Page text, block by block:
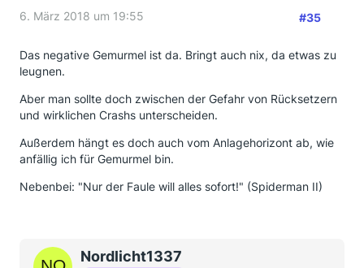
6. März 2018 um 19:55 #35
Das negative Gemurmel ist da. Bringt auch nix, da etwas zu
leugnen.
Aber man sollte doch zwischen der Gefahr von Rücksetzern
und wirklichen Crashs unterscheiden.
Außerdem hängt es doch auch vom Anlagehorizont ab, wie
anfällig ich für Gemurmel bin.
Nebenbei: "Nur der Faule will alles sofort!" (Spiderman II)
Nordlicht1337